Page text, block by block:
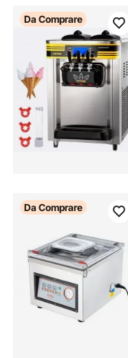
Da Comprare
Da Comprare